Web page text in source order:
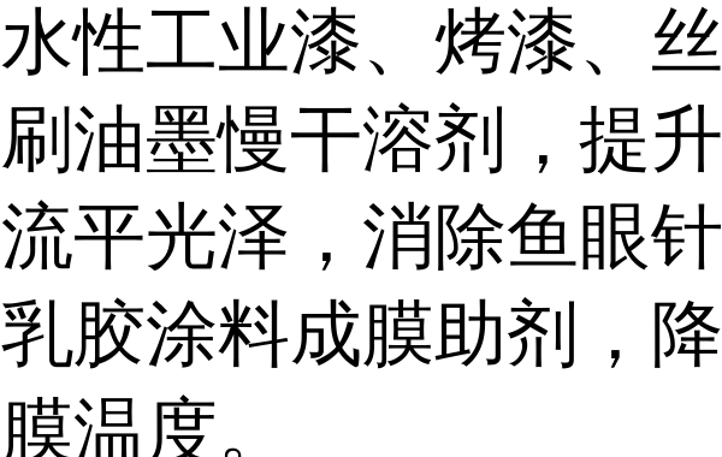
水性工业漆、烤漆、
刷油墨慢干溶剂，提
流平光泽，消除鱼眼
乳胶涂料成膜助剂，
膜温度。